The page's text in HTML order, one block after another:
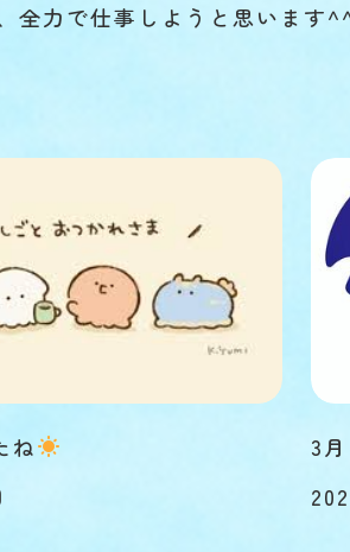
全力で仕事しようと思います
ね
3